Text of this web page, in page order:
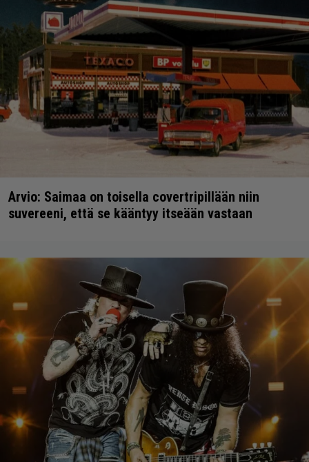
Arvio: Saimaa on toisella covertripillään niin
suvereeni, että se kääntyy itseään vastaan